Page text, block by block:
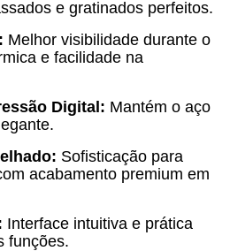
e gratinados perfeitos.
Melhor visibilidade durante o
e facilidade na
Digital: Mantém o aço
Sofisticação para
acabamento premium em
Interface intuitiva e prática
funções.